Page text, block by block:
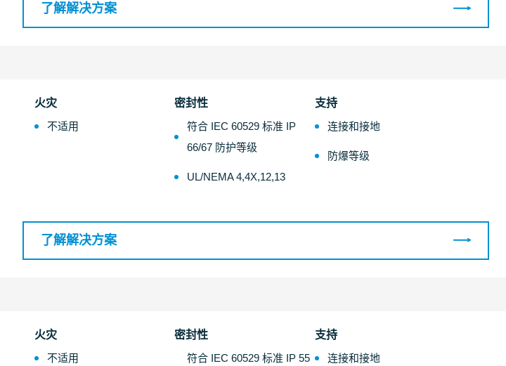
了解解决方案
火灾
不适用
密封性
符合 IEC 60529 标准 IP
66/67 防护等级
UL/NEMA 4,4X,12,13
支持
连接和接地
防爆等级
了解解决方案
火灾
不适用
密封性
符合 IEC 60529 标准 IP 55
支持
连接和接地